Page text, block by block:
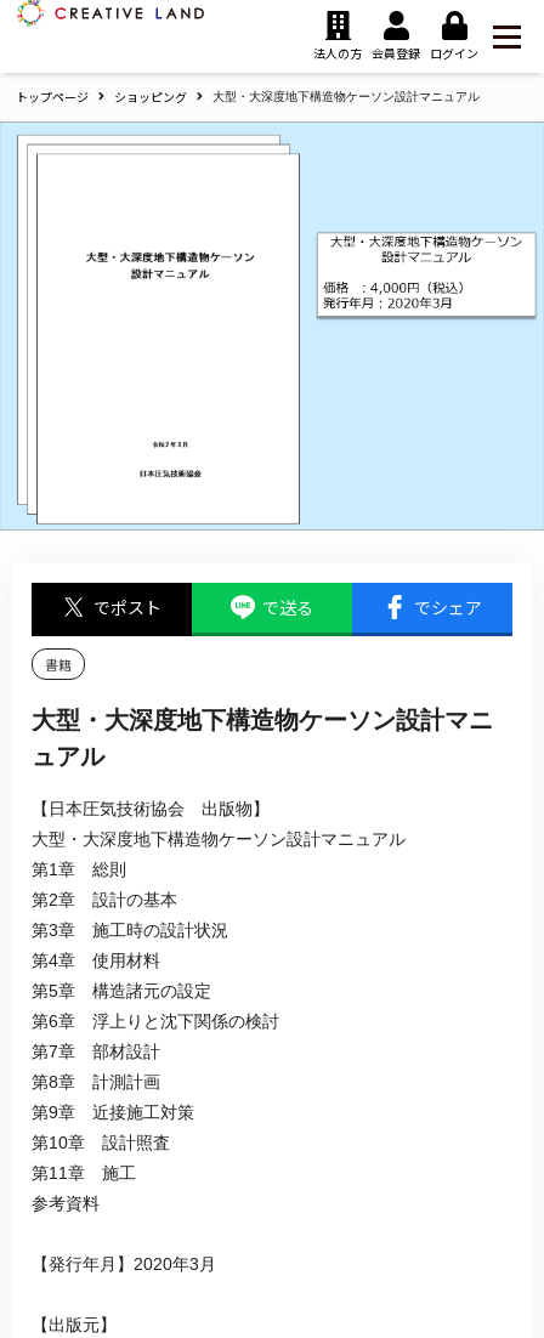
ク
エ
イ
テ
ィ
法人の方 会員登録 ログイン
トップページ ショッピング 大型・大深度地下構造物ケーソン設計マニュアル
でポスト で送る でシェア
書籍
大型・大深度地下構造物ケーソン設計マニ
ュアル
【日本圧気技術協会 出版物】
大型・大深度地下構造物ケーソン設計マニュアル
第1章 総則
第2章 設計の基本
第3章 施工時の設計状況
第4章 使用材料
第5章 構造諸元の設定
第6章 浮上りと沈下関係の検討
第7章 部材設計
第8章 計測計画
第9章 近接施工対策
第10章 設計照査
第11章 施工
参考資料
【発行年月】2020年3月
【出版元】